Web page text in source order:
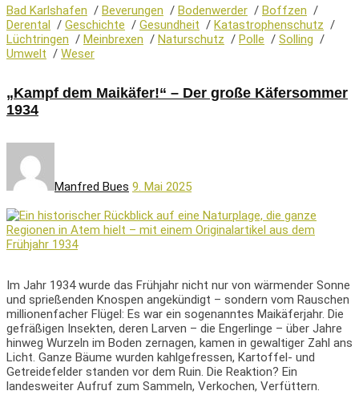
Bad Karlshafen / Beverungen / Bodenwerder / Boffzen /
Derental
/ Geschichte / Gesundheit / Katastrophenschutz /
Lüchtringen / Meinbrexen / Naturschutz / Polle / Solling /
Umwelt / Weser
„Kampf dem Maikäfer!“ – Der große Käfersommer
1934
Manfred Bues 9. Mai 2025
Im Jahr 1934 wurde das Frühjahr nicht nur von wärmender Sonne
und sprießenden Knospen angekündigt – sondern vom Rauschen
millionenfacher Flügel: Es war ein sogenanntes Maikäferjahr. Die
gefräßigen Insekten, deren Larven – die Engerlinge – über Jahre
hinweg Wurzeln im Boden zernagen, kamen in gewaltiger Zahl ans
Licht. Ganze Bäume wurden kahlgefressen, Kartoffel- und
Getreidefelder standen vor dem Ruin. Die Reaktion? Ein
landesweiter Aufruf zum Sammeln, Verkochen, Verfüttern.